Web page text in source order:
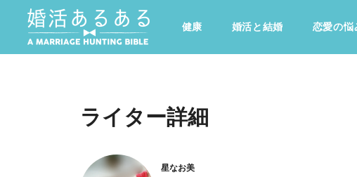
健康 婚活と結婚 恋愛の悩
ライター詳細
星なお美